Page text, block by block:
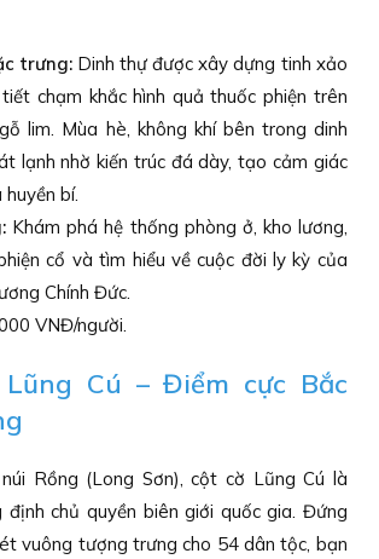
trưng:Dinh thự được xây dựng tinh xảo
chạm khắc hình quả thuốc phiện trên
lim. Mùa hè, không khí bên trong dinh
lạnh nhờ kiến trúc đá dày, tạo cảm giác
bí.
Khám phá hệ thống phòng ở, kho lương,
cổ và tìm hiểu về cuộc đời ly kỳ của
Chính Đức.
VNĐ/người.
Cú – Điểm cực Bắc
Rồng (Long Sơn), cột cờ Lũng Cú là
định chủ quyền biên giới quốc gia. Đứng
vuông tượng trưng cho 54 dân tộc, bạn